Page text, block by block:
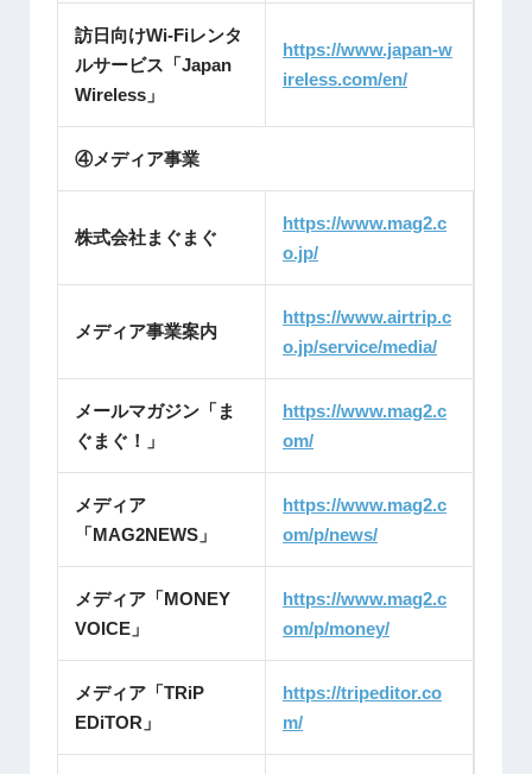
訪日向けWi-Fiレンタ
ルサービス「Japan
Wireless」
https://www.japan-w
ireless.com/en/
④メディア事業
株式会社まぐまぐ
https://www.mag2.c
o.jp/
メディア事業案内
https://www.airtrip.c
o.jp/service/media/
メールマガジン「ま
ぐまぐ！」
https://www.mag2.c
om/
メディア
「MAG2NEWS」
https://www.mag2.c
om/p/news/
メディア「MONEY
VOICE」
https://www.mag2.c
om/p/money/
メディア「TRiP
EDiTOR」
https://tripeditor.co
m/